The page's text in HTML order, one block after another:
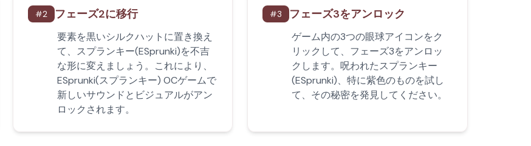
#2 フェーズ2に移行
要素を黒いシルクハットに置き換え
て、スプランキー(ESprunki)を不吉
な形に変えましょう。これにより、
ESprunki(スプランキー) OCゲームで
新しいサウンドとビジュアルがアン
ロックされます。
#3 フェーズ3をアンロック
ゲーム内の3つの眼球アイコンをク
リックして、フェーズ3をアンロッ
クします。呪われたスプランキー
(ESprunki)、特に紫色のものを試し
て、その秘密を発見してください。